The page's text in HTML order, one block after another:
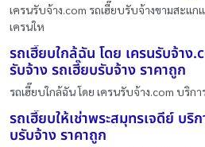
เครนรับจ้าง.com รถเฮี๊ยบรับจ้างขามสะแก
เครนให
รถเฮี๊ยบใกล้ฉัน โดย เครนรับจ้าง
รับจ้าง รถเฮี๊ยบรับจ้าง ราคาถูก
รถเฮี๊ยบใกล้ฉัน โดย เครนรับจ้าง.com บริก
รถเฮี๊ยบให้เช่าพระสมุทรเจดีย์ บริ
บรับจ้าง ราคาถูก